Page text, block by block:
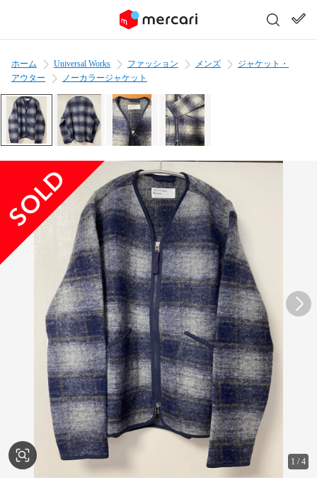
ホーム Universal Works ファッション メンズ
ジャケット・
アウター
ノーカラージャケット
1 /4